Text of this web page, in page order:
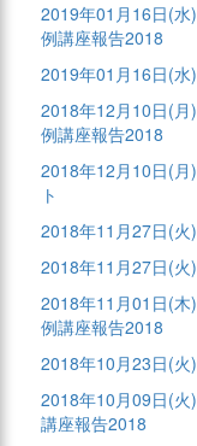
2019年01月16日(水)
例講座報告2018
2019年01月16日(水)
2018年12月10日(月)
例講座報告2018
2018年12月10日(月)
ト
2018年11月27日(火)
2018年11月27日(火)
2018年11月01日(木)
例講座報告2018
2018年10月23日(火)
2018年10月09日(火)
講座報告2018